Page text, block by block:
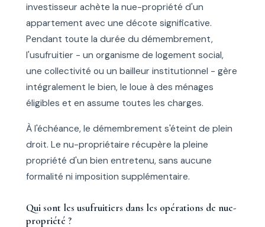
investisseur achète la nue-propriété d'un
appartement avec une décote significative.
Pendant toute la durée du démembrement,
l'usufruitier - un organisme de logement social,
une collectivité ou un bailleur institutionnel - gère
intégralement le bien, le loue à des ménages
éligibles et en assume toutes les charges.
À l'échéance, le démembrement s'éteint de plein
droit. Le nu-propriétaire récupère la pleine
propriété d'un bien entretenu, sans aucune
formalité ni imposition supplémentaire.
Qui sont les usufruitiers dans les opérations de nue-
propriété ?